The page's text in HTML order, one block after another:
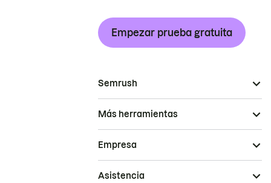
Empezar prueba gratuita
Semrush
Más herramientas
Empresa
Asistencia